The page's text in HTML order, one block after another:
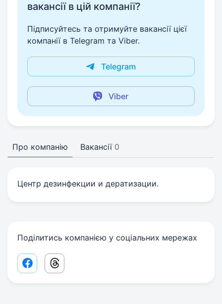
вакансії в цій компанії?
Підписуйтесь та отримуйте вакансії цієї
компанії в Telegram та Viber.
Telegram
Viber
Про компанію Вакансії 0
Центр дезинфекции и дератизации.
Поділитись компанією у соціальних мережах
Facebook share link
Threads share link